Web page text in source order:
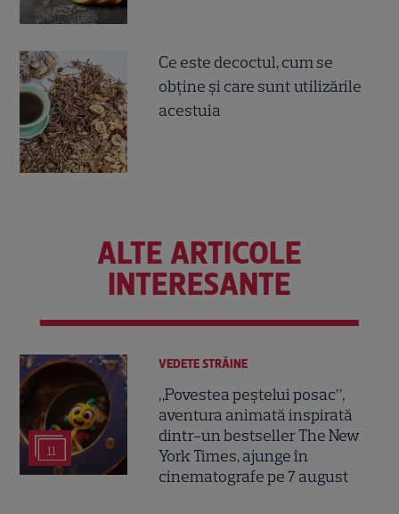
Ce este decoctul, cum se
obţine şi care sunt utilizările
acestuia
ALTE ARTICOLE
INTERESANTE
11
VEDETE STRĂINE
„Povestea peștelui posac”,
aventura animată inspirată
dintr-un bestseller The New
York Times, ajunge în
cinematografe pe 7 august